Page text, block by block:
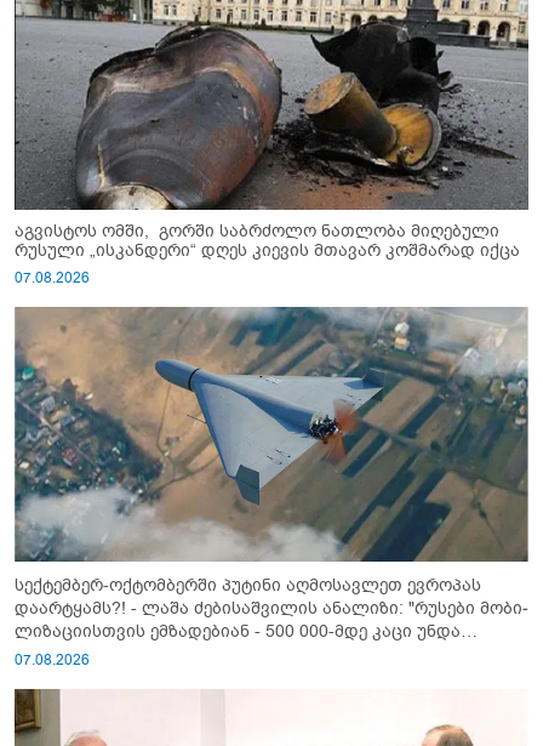
აგვისტოს ომში, გორში საბრძოლო ნათლობა მიღებული
რუსული „ისკანდერი“ დღეს კიევის მთავარ კოშმარად იქცა
07.08.2026
სექტემბერ-ოქტომბერში პუტინი აღმოსავლეთ ევროპას
დაარტყამს?! - ლაშა ძებისაშვილის ანალიზი: "რუსები მობი­
ლიზაციისთვის ემზადებიან - 500 000-მდე კაცი უნდა
გაიწვიონ ომში"
07.08.2026